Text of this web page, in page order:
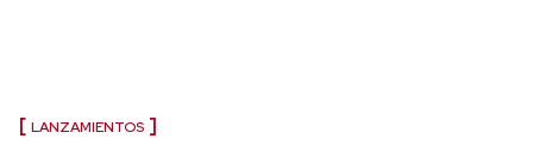
LANZAMIENTOS